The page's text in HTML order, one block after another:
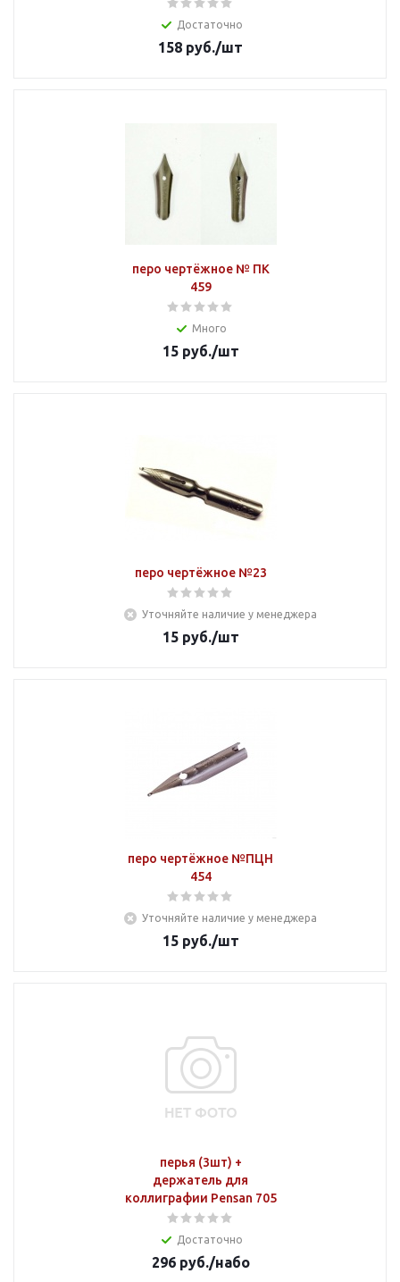
Достаточно
158 руб./шт
перо чертёжное № ПК
459
Много
15руб./шт
перо чертёжное №23
Уточняйте наличие у менеджера
15руб./шт
перо чертёжное №ПЦН
454
Уточняйте наличие у менеджера
15руб./шт
перья (3шт) +
держатель для
коллиграфии Pensan 705
Достаточно
296руб./набо